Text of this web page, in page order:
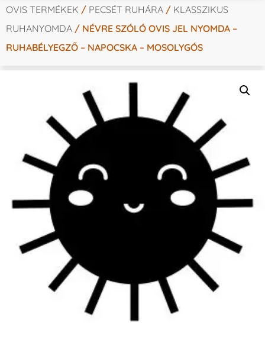
OVIS TERMÉKEK / PECSÉT RUHÁRA / KLASSZIKUS
RUHANYOMDA / NÉVRE SZÓLÓ OVIS JEL NYOMDA –
RUHABÉLYEGZŐ – NAPOCSKA – MOSOLYGÓS